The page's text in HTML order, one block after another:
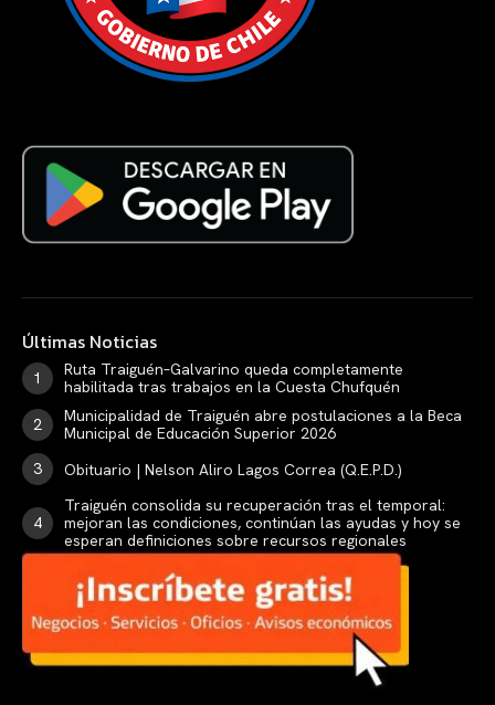
Últimas Noticias
Ruta Traiguén–Galvarino queda completamente
habilitada tras trabajos en la Cuesta Chufquén
Municipalidad de Traiguén abre postulaciones a la Beca
Municipal de Educación Superior 2026
Obituario | Nelson Aliro Lagos Correa (Q.E.P.D.)
Traiguén consolida su recuperación tras el temporal:
mejoran las condiciones, continúan las ayudas y hoy se
esperan definiciones sobre recursos regionales